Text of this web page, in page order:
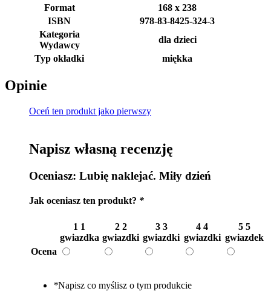
Format
168 x 238
ISBN
978-83-8425-324-3
Kategoria
Wydawcy
dla dzieci
Typ okładki
miękka
Opinie
Oceń ten produkt jako pierwszy
Napisz własną recenzję
Oceniasz: Lubię naklejać. Miły dzień
Jak oceniasz ten produkt? *
1 1
gwiazdka
2 2
gwiazdki
3 3
gwiazdki
4 4
gwiazdki
5 5
gwiazdek
Ocena
*Napisz co myślisz o tym produkcie